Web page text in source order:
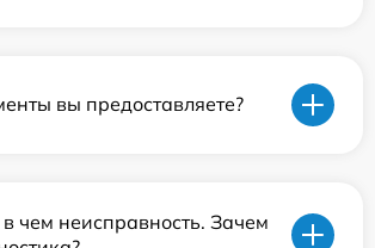
вы предоставляете?
чем неисправность. Зачем